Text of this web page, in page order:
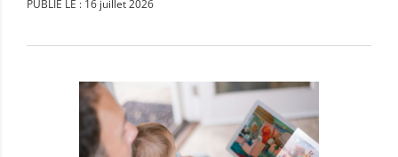
PUBLIÉ LE : 16 juillet 2026